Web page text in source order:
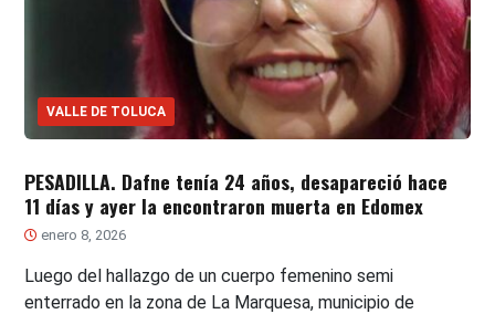
VALLE DE TOLUCA
PESADILLA. Dafne tenía 24 años, desapareció hace
11 días y ayer la encontraron muerta en Edomex
enero 8, 2026
Luego del hallazgo de un cuerpo femenino semi
enterrado en la zona de La Marquesa, municipio de